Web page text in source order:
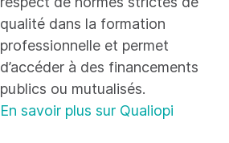
qualité dans la formation
professionnelle et permet
d’accéder à des financements
publics ou mutualisés.
En savoir plus sur Qualiopi